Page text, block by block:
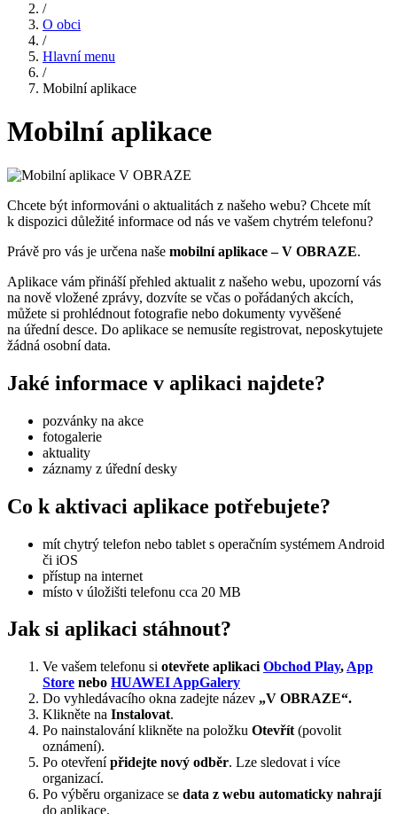
/
O obci
/
Hlavní menu
/
Mobilní aplikace
Mobilní aplikace
Chcete být informováni o aktualitách z našeho webu? Chcete mít
k dispozici důležité informace od nás ve vašem chytrém telefonu?
Právě pro vás je určena naše mobilní aplikace – V OBRAZE.
Aplikace vám přináší přehled aktualit z našeho webu, upozorní vás
na nově vložené zprávy, dozvíte se včas o pořádaných akcích,
můžete si prohlédnout fotografie nebo dokumenty vyvěšené
na úřední desce. Do aplikace se nemusíte registrovat, neposkytujete
žádná osobní data.
Jaké informace v aplikaci najdete?
pozvánky na akce
fotogalerie
aktuality
záznamy z úřední desky
Co k aktivaci aplikace potřebujete?
mít chytrý telefon nebo tablet s operačním systémem Android
či iOS
přístup na internet
místo v úložišti telefonu cca 20 MB
Jak si aplikaci stáhnout?
Ve vašem telefonu si otevřete aplikaci Obchod Play, App
Store nebo HUAWEI AppGalery
Do vyhledávacího okna zadejte název „V OBRAZE“.
Klikněte na Instalovat.
Po nainstalování klikněte na položku Otevřít (povolit
oznámení).
Po otevřenípřidejte nový odběr. Lze sledovat i více
organizací.
Po výběru organizace se data z webu automaticky nahrají
do aplikace.